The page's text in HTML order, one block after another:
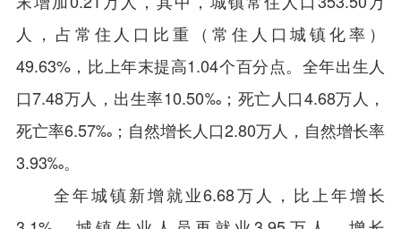
人，占常住人口比重（常住人口城镇化率）
49.63%，比上年末提高1.04个百分点。全年出生人
口7.48万人，出生率10.50‰；死亡人口4.68万人，
死亡率6.57‰；自然增长人口2.80万人，自然增长率
3.93‰。
全年城镇新增就业6.68万人，比上年增长